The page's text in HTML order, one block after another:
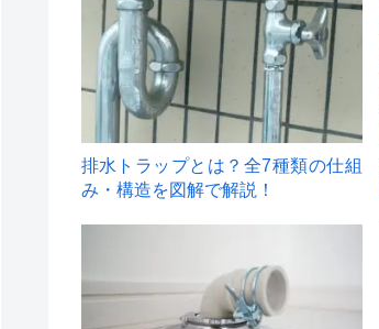
排水トラップとは？全7種類の仕組
み・構造を図解で解説！